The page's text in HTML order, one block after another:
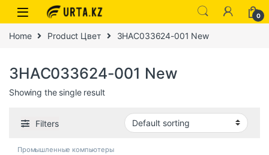
0
Home Product Цвет 3HAC033624-001 New
3HAC033624-001 New
Showing the single result
Filters
Промышленные компьютеры